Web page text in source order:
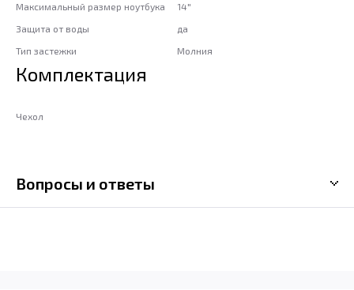
Максимальный размер ноутбука
14"
Защита от воды
да
Тип застежки
Молния
Комплектация
Чехол
Вопросы и ответы